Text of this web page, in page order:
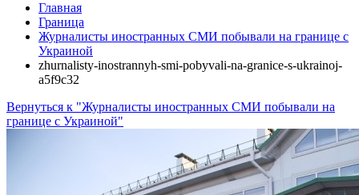
Главная
Граница
Журналисты иностранных СМИ побывали на границе с
Украиной
zhurnalisty-inostrannyh-smi-pobyvali-na-granice-s-ukrainoj-
a5f9c32
Вернуться к "Журналисты иностранных СМИ побывали на
границе с Украиной"